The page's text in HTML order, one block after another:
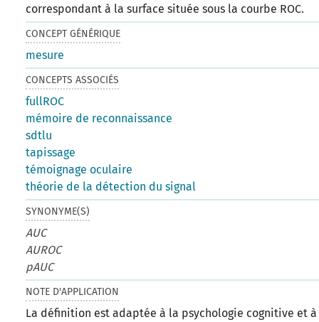
correspondant à la surface située sous la courbe ROC.
CONCEPT GÉNÉRIQUE
mesure
CONCEPTS ASSOCIÉS
fullROC
mémoire de reconnaissance
sdtlu
tapissage
témoignage oculaire
théorie de la détection du signal
SYNONYME(S)
AUC
AUROC
pAUC
NOTE D'APPLICATION
La définition est adaptée à la psychologie cognitive et à